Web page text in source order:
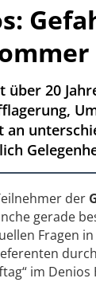
über 20
an
der
gerade
Fragen
im